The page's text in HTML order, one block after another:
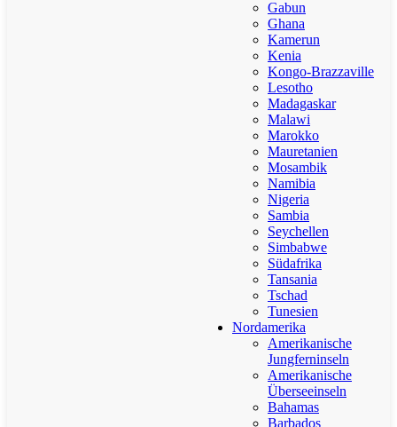
Gabun
Ghana
Kamerun
Kenia
Kongo-Brazzaville
Lesotho
Madagaskar
Malawi
Marokko
Mauretanien
Mosambik
Namibia
Nigeria
Sambia
Seychellen
Simbabwe
Südafrika
Tansania
Tschad
Tunesien
Nordamerika
Amerikanische
Jungferninseln
Amerikanische
Überseeinseln
Bahamas
Barbados